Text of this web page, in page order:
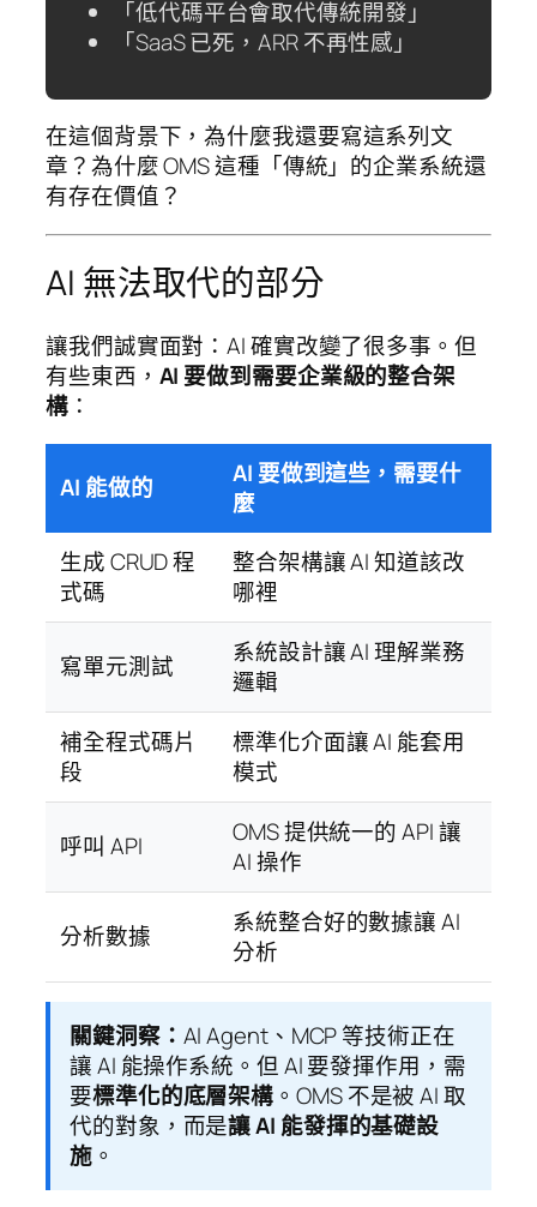
「低代碼平台會取代傳統開發」
「SaaS 已死，ARR 不再性感」
在這個背景下，為什麼我還要寫這系列文
章？為什麼 OMS 這種「傳統」的企業系統還
有存在價值？
AI 無法取代的部分
讓我們誠實面對：AI 確實改變了很多事。但
有些東西， AI 要做到需要企業級的整合架
構：
AI 能做的
AI 要做到這些，需要什
麼
生成 CRUD 程
式碼
整合架構讓 AI 知道該改
哪裡
寫單元測試
系統設計讓 AI 理解業務
邏輯
補全程式碼片
段
標準化介面讓 AI 能套用
模式
呼叫 API
OMS 提供統一的 API 讓
AI 操作
分析數據
系統整合好的數據讓 AI
分析
關鍵洞察： AI Agent、MCP 等技術正在
讓 AI 能操作系統。但 AI 要發揮作用，需
要標準化的底層架構 。OMS 不是被 AI 取
代的對象，而是讓 AI 能發揮的基礎設
施。